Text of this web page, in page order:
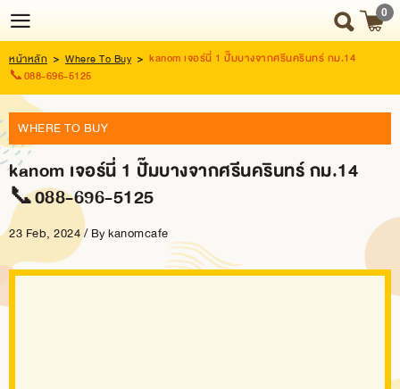
Login
Register
HOME
NEWS
UPDATE
ABOUT
US
0
หน้าหลัก > Where To Buy > kanom เจอร์นี่ 1 ปั๊มบางจากศรีนครินทร์ กม.14
📞088-696-5125
WHERE TO BUY
kanom เจอร์นี่ 1 ปั๊มบางจากศรีนครินทร์ กม.14
📞088-696-5125
23 Feb, 2024 / Bykanomcafe